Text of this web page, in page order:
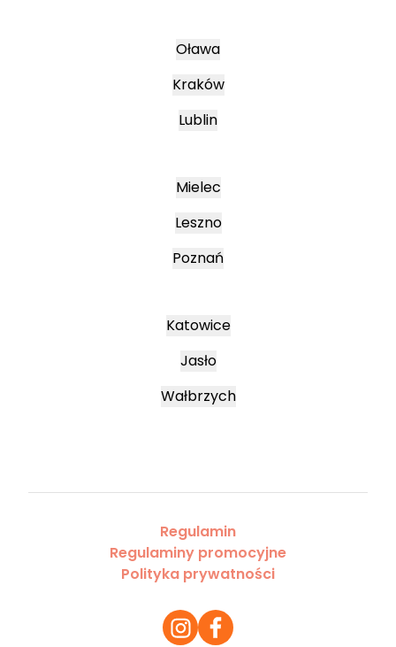
Oława
Kraków
Lublin
Mielec
Leszno
Poznań
Katowice
Jasło
Wałbrzych
Regulamin
Regulaminy promocyjne
Polityka prywatności